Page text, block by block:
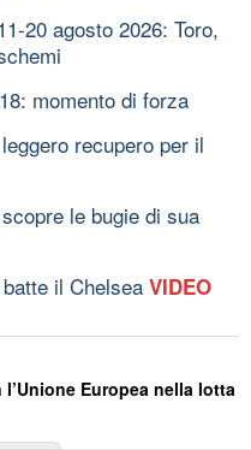
20 agosto 2026: Toro,
momento di forza
recupero per il
le bugie di sua
il Chelsea VIDEO
Europea nella lotta